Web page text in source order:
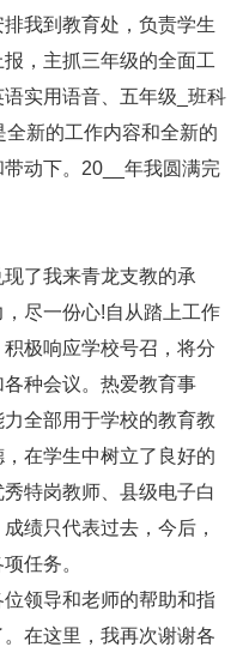
我到教育处，负责学生
，主抓三年级的全面工
实用语音、五年级_班科
新的工作内容和全新的
动下。20__年我圆满完
了我来青龙支教的承
尽一份心!自从踏上工作
极响应学校号召，将分
种会议。热爱教育事
全部用于学校的教育教
在学生中树立了良好的
特岗教师、县级电子白
绩只代表过去，今后，
任务。
领导和老师的帮助和指
在这里，我再次谢谢各